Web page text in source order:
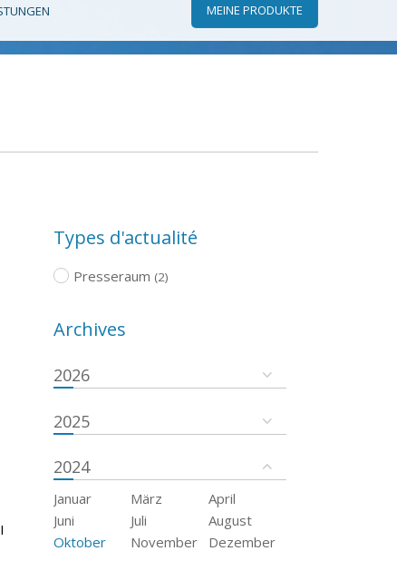
MEINE PRODUKTE
Types d'actualité
Presseraum (2)
Archives
2026
2025
2024
Januar März
April
Juni
Juli
August
Oktober
November Dezember